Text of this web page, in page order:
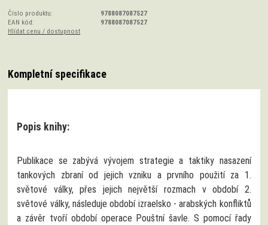
Číslo produktu:
9788087087527
EAN kód:
9788087087527
Hlídat cenu / dostupnost
Kompletní specifikace
Popis knihy:
Publikace se zabývá vývojem strategie a taktiky nasazení
tankových zbraní od jejich vzniku a prvního použití za 1.
světové války, přes jejich největší rozmach v období 2.
světové války, následuje období izraelsko - arabských konfliktů
a závěr tvoří období operace Pouštní šavle. S pomocí řady